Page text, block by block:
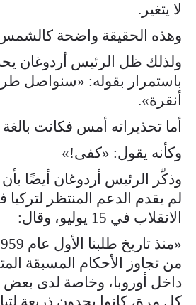
لا يتغير.
وهذه الحقيقة واضحة
ولذلك ظل الرئيس أردوغان
باستمرار بقوله: «سنواصل
أنقرة».
أما تحذيراته أمس فكانت بالغة
وكأنه يقول: «كفى!»
وذكّر الرئيس أردوغان أيضًا بأن
لم يقدم الدعم المنتظر
الانقلاب في 15 يوليو، وقال:
من تجاوز الأحكام المسبقة
داخل أوروبا، وخاصة لدى
كل مرة، كانوا يجدون ذريعة